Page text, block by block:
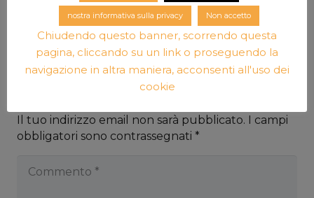
Articolo
precedente
Articolo
successivo
Lascia un commento
Il tuo indirizzo email non sarà pubblicato. I campi
obbligatori sono contrassegnati *
nostra informativa sulla privacy Non accetto
Chiudendo questo banner, scorrendo questa
pagina, cliccando su un link o proseguendo la
navigazione in altra maniera, acconsenti all'uso dei
cookie